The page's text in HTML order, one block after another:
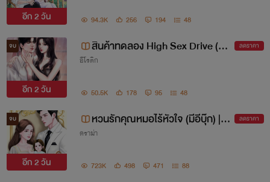
อีก2 วัน 94.3K 256 194 48
จบ
อีก2 วัน
สินค้าทดลอง High Sex Drive (มีอี
บุ๊ก)
ลดราคา
อีโรติก
50.5K 178 95 48
จบ
อีก2 วัน
หวนรักคุณหมอไร้หัวใจ (มีอีบุ๊ก) | แ
นวโรมานซ์ ดราม่่า พระเอกใจร้าย
ลดราคา
ดราม่า
723K 498 471 88